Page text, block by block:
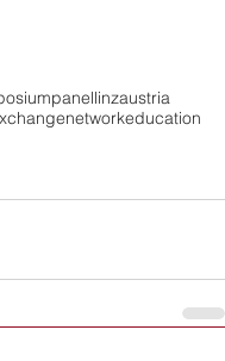
panellinzaustria
networkeducation